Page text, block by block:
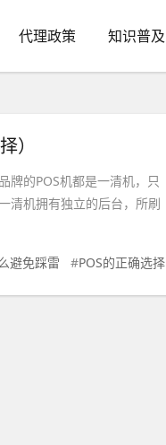
代理政策 知识普及
）
的POS机都是一清机，只
清机拥有独立的后台，所刷
避免踩雷 #POS的正确选择